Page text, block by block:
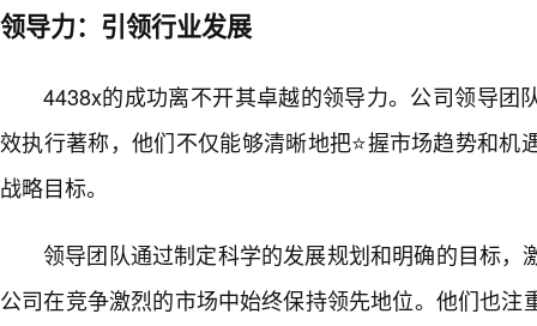
领导力：引领行业发展
4438x的成功离不开其卓越的领导力。公司领导团
效执行著称，他们不仅能够清晰地把⭐握市场趋势和机
战略目标。
领导团队通过制定科学的发展规划和明确的目标，
公司在竞争激烈的市场中始终保持领先地位。他们也注